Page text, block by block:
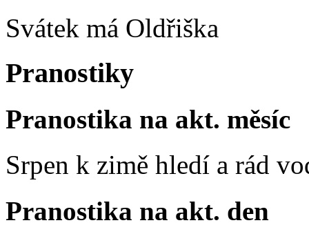
Svátek má Oldřiška
Pranostiky
Pranostika na akt. měsíc
Srpen k zimě hledí a rád
Pranostika na akt. den